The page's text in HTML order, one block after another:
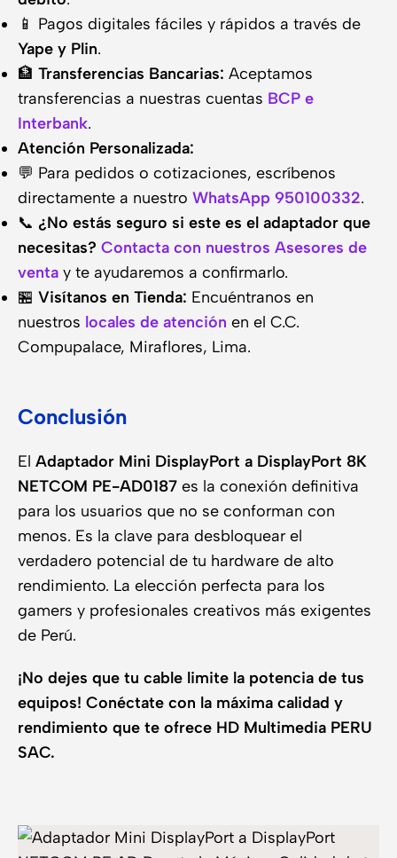
📱 Pagos digitales fáciles y rápidos a través de
Yape y Plin.
🏦 Transferencias Bancarias: Aceptamos
transferencias a nuestras cuentas BCP e
Interbank.
Atención Personalizada:
💬 Para pedidos o cotizaciones, escríbenos
directamente a nuestro WhatsApp 950100332.
📞 ¿No estás seguro si este es el adaptador que
necesitas? Contacta con nuestros Asesores de
venta y te ayudaremos a confirmarlo.
🏪 Visítanos en Tienda: Encuéntranos en
nuestros locales de atención en el C.C.
Compupalace, Miraflores, Lima.
Conclusión
El Adaptador Mini DisplayPort a DisplayPort 8K
NETCOM PE-AD0187 es la conexión definitiva
para los usuarios que no se conforman con
menos. Es la clave para desbloquear el
verdadero potencial de tu hardware de alto
rendimiento. La elección perfecta para los
gamers y profesionales creativos más exigentes
de Perú.
¡No dejes que tu cable limite la potencia de tus
equipos! Conéctate con la máxima calidad y
rendimiento que te ofrece HD Multimedia PERU
SAC.